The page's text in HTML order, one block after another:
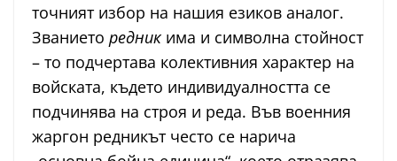
точният избор на нашия езиков аналог.
Званието редникима и символна стойност
– то подчертава колективния характер на
войската, където индивидуалността се
подчинява на строя и реда. Във военния
жаргон редникът често се нарича